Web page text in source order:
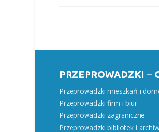
PRZEPROWADZKI –
Przeprowadzki mieszkań i
Przeprowadzki firm i biur
Przeprowadzki zagraniczne
Przeprowadzki bibliotek i